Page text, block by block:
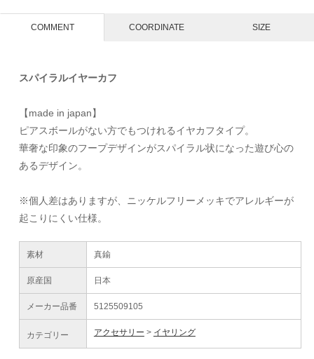
COMMENT COORDINATE SIZE
スパイラルイヤーカフ
【made in japan】
ピアスボールがない方でもつけれるイヤカフタイプ。
華奢な印象のフープデザインがスパイラル状になった遊び心の
あるデザイン。
※個人差はありますが、ニッケルフリーメッキでアレルギーが
起こりにくい仕様。
素材 真鍮
原産国 日本
メーカー品番 5125509105
カテゴリー アクセサリー イヤリング